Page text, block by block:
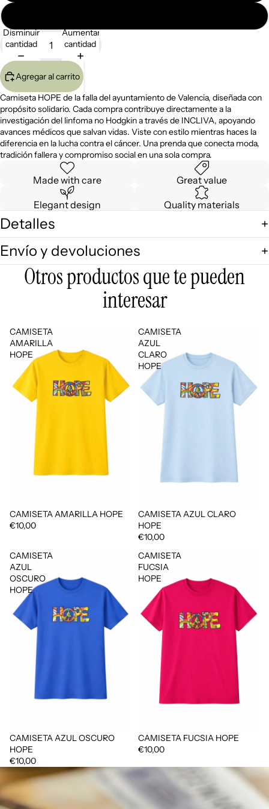
Disminuir
cantidad
Aumentar
cantidad
Agregar al carrito
Camiseta HOPE de la falla del ayuntamiento de Valencia, diseñada con
propósito solidario. Cada compra contribuye directamente a la
investigación del linfoma no Hodgkin a través de INCLIVA, apoyando
avances médicos que salvan vidas. Viste con estilo mientras haces la
diferencia en la lucha contra el cáncer. Una prenda que conecta moda,
tradición fallera y compromiso social en una sola compra.
Made with care Great value
Elegant design Quality materials
Detalles
Envío y devoluciones
Otros productos que te pueden
interesar
CAMISETA
AMARILLA
HOPE
CAMISETA AMARILLA HOPE
€10,00
CAMISETA
AZUL
CLARO
HOPE
CAMISETA AZUL CLARO
HOPE
€10,00
CAMISETA
AZUL
OSCURO
HOPE
CAMISETA AZUL OSCURO
HOPE
€10,00
CAMISETA
FUCSIA
HOPE
CAMISETA FUCSIA HOPE
€10,00